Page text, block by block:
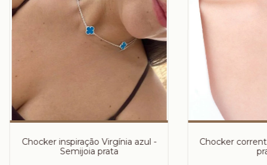
Chocker inspiração Virgínia azul -
Semijoia prata
Chocker